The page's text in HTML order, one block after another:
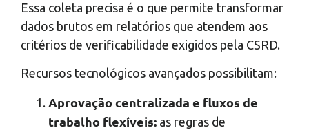
Essa coleta precisa é o que permite transformar
dados brutos em relatórios que atendem aos
critérios de verificabilidade exigidos pela CSRD.
Recursos tecnológicos avançados possibilitam:
Aprovação centralizada e fluxos de
trabalho flexíveis: as regras de